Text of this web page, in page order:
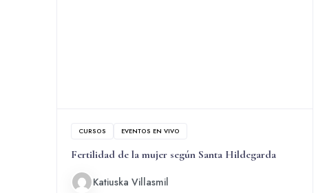
CURSOS EVENTOS EN VIVO
Fertilidad de la mujer según Santa Hildegarda
Katiuska Villasmil